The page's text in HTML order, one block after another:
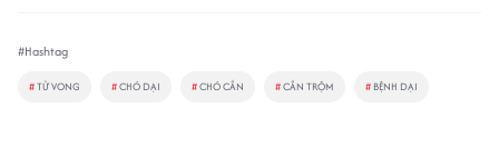
#Hashtag
#TỬ VONG #CHÓ DẠI #CHÓ CẮN #CẮN TRỘM # BỆNH DẠI